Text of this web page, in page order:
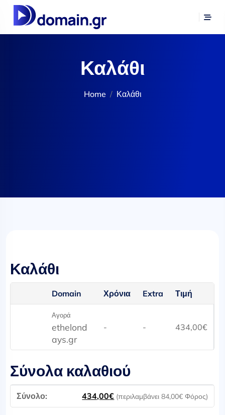
Καλάθι
Home Καλάθι
Καλάθι
Domain Χρόνια Extra Τιμή
Αγορά
ethelond
ays.gr
- - 434,00€
Σύνολα καλαθιού
434,00€ (περιλαμβάνει84,00€ Φόρος)